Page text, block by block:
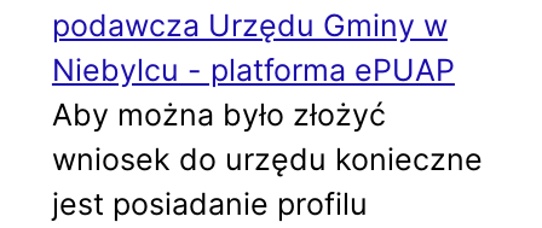
podawcza Urzędu Gminy w
Niebylcu - platforma ePUAP
Aby można było złożyć
wniosek do urzędu konieczne
jest posiadanie profilu